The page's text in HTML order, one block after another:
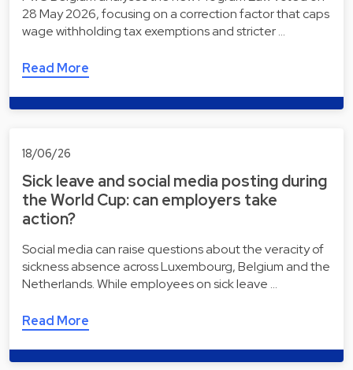
28 May 2026, focusing on a correction factor that caps
wage withholding tax exemptions and stricter …
Read More
18/06/26
Sick leave and social media posting during
the World Cup: can employers take
action?
Social media can raise questions about the veracity of
sickness absence across Luxembourg, Belgium and the
Netherlands. While employees on sick leave …
Read More